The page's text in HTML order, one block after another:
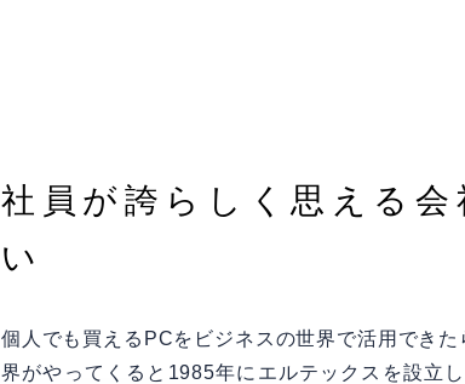
社員が誇らしく思える会
い
個人でも買えるPCをビジネスの世界で活用でき
界がやってくると1985年にエルテックスを設立